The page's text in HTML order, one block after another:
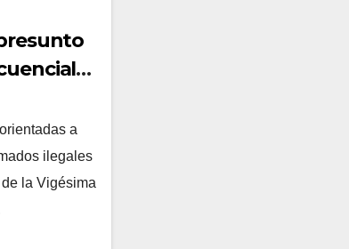
la
del
a
ilegales
la Vigésima